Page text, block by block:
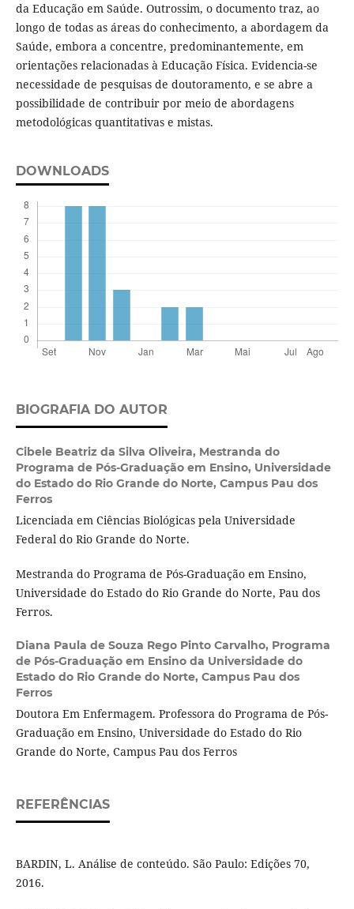
da Educação em Saúde. Outrossim, o documento traz, ao
longo de todas as áreas do conhecimento, a abordagem da
Saúde, embora a concentre, predominantemente, em
orientações relacionadas à Educação Física. Evidencia-se
necessidade de pesquisas de doutoramento, e se abre a
possibilidade de contribuir por meio de abordagens
metodológicas quantitativas e mistas.
DOWNLOADS
BIOGRAFIA DO AUTOR
Cibele Beatriz da Silva Oliveira, Mestranda do
Programa de Pós-Graduação em Ensino, Universidade
do Estado do Rio Grande do Norte, Campus Pau dos
Ferros
Licenciada em Ciências Biológicas pela Universidade
Federal do Rio Grande do Norte.
Mestranda do Programa de Pós-Graduação em Ensino,
Universidade do Estado do Rio Grande do Norte, Pau dos
Ferros.
Diana Paula de Souza Rego Pinto Carvalho, Programa
de Pós-Graduação em Ensino da Universidade do
Estado do Rio Grande do Norte, Campus Pau dos
Ferros
Doutora Em Enfermagem. Professora do Programa de Pós-
Graduação em Ensino, Universidade do Estado do Rio
Grande do Norte, Campus Pau dos Ferros
REFERÊNCIAS
BARDIN, L. Análise de conteúdo. São Paulo: Edições 70,
2016.